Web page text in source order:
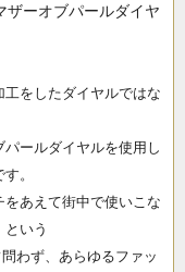
ザーオブパールダイヤ
をしたダイヤルではな
ールダイヤルを使用し
。
あえて街中で使いこな
いう
わず、あらゆるファッ